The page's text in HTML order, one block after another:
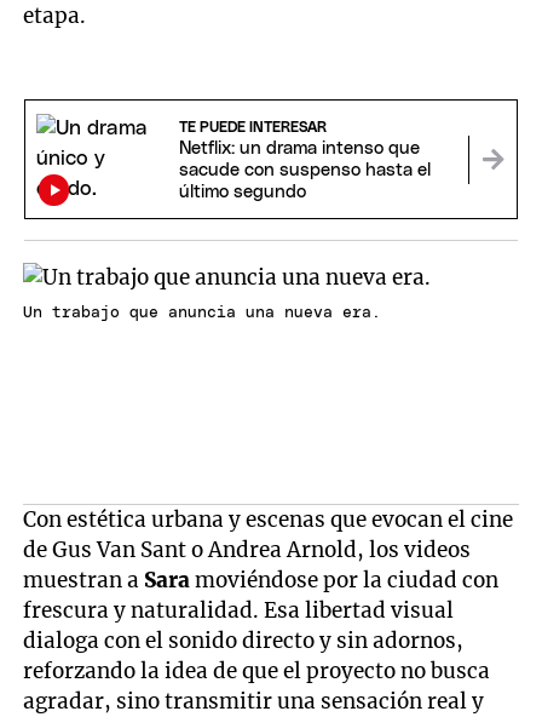
etapa.
TE PUEDE INTERESAR
Netflix: un drama intenso que
sacude con suspenso hasta el
último segundo
Un trabajo que anuncia una nueva era.
Con estética urbana y escenas que evocan el cine
de Gus Van Sant o Andrea Arnold, los videos
muestran a Saramoviéndose por la ciudad con
frescura y naturalidad. Esa libertad visual
dialoga con el sonido directo y sin adornos,
reforzando la idea de que el proyecto no busca
agradar, sino transmitir una sensación real y